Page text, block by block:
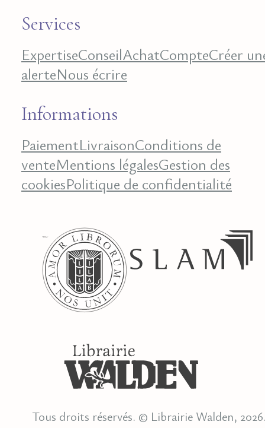
Services
ExpertiseConseilAchatCompteCréer
alerteNous écrire
Informations
PaiementLivraisonConditions de
venteMentions légalesGestion des
cookiesPolitique de confidentialité
Tous droits réservés. © Librairie Walden,